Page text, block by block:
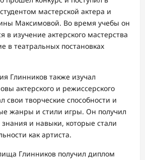
мастерской актера и
Максимовой. Во время учебы он
в изучение актерского мастерства
в театральных постановках
Глинников также изучал
актерского и режиссерского
свои творческие способности и
жанры и стили игры. Он получил
и навыки, которые стали
как артиста.
Глинников получил диплом